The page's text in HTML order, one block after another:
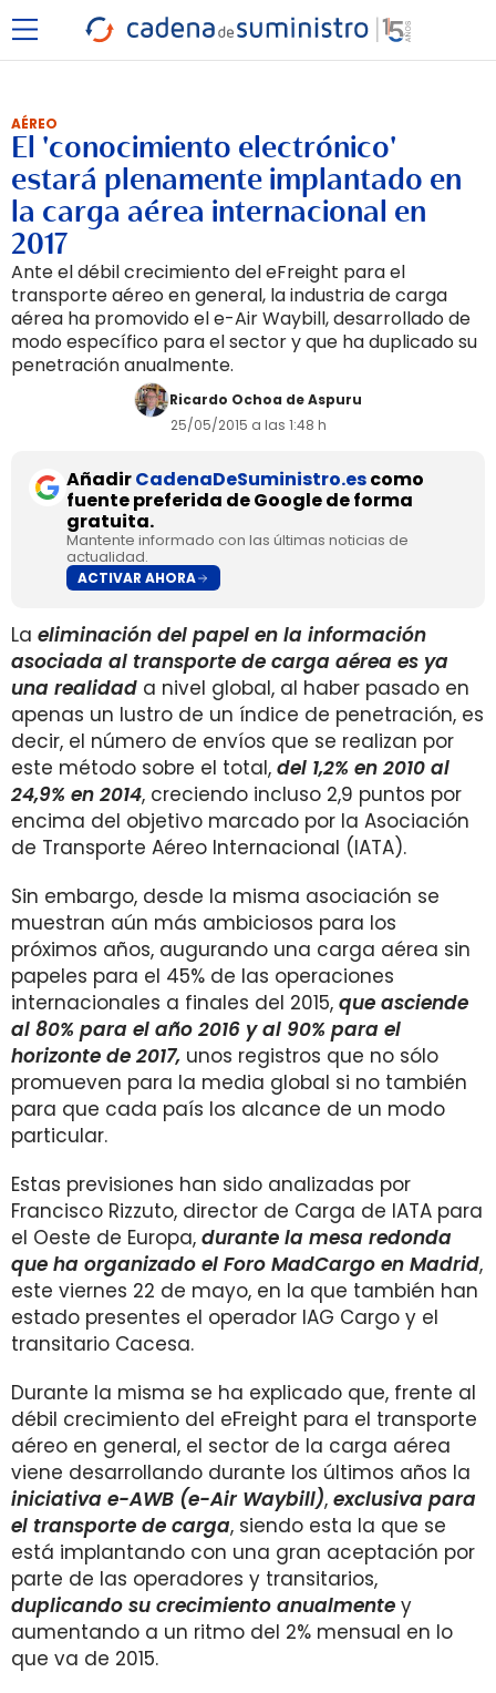
AÉREO
El 'conocimiento electrónico'
estará plenamente implantado en
la carga aérea internacional en
2017
Ante el débil crecimiento del eFreight para el
transporte aéreo en general, la industria de carga
aérea ha promovido el e-Air Waybill, desarrollado de
modo específico para el sector y que ha duplicado su
penetración anualmente.
Ricardo Ochoa de Aspuru
25/05/2015 a las 1:48 h
AñadirCadenaDeSuministro.escomo
fuente preferida de Google de forma
gratuita.
Mantente informado con las últimas noticias de
actualidad.
ACTIVAR AHORA
La eliminación del papel en la información
asociada al transporte de carga aérea es ya
una realidad a nivel global, al haber pasado en
apenas un lustro de un índice de penetración, es
decir, el número de envíos que se realizan por
este método sobre el total, del 1,2% en 2010 al
24,9% en 2014, creciendo incluso 2,9 puntos por
encima del objetivo marcado por la Asociación
de Transporte Aéreo Internacional (IATA).
Sin embargo, desde la misma asociación se
muestran aún más ambiciosos para los
próximos años, augurando una carga aérea sin
papeles para el 45% de las operaciones
internacionales a finales del 2015, que asciende
al 80% para el año 2016 y al 90% para el
horizonte de 2017, unos registros que no sólo
promueven para la media global si no también
para que cada país los alcance de un modo
particular.
Estas previsiones han sido analizadas por
Francisco Rizzuto, director de Carga de IATA para
el Oeste de Europa, durante la mesa redonda
que ha organizado el Foro MadCargo en Madrid,
este viernes 22 de mayo, en la que también han
estado presentes el operador IAG Cargo y el
transitario Cacesa.
Durante la misma se ha explicado que, frente al
débil crecimiento del eFreight para el transporte
aéreo en general, el sector de la carga aérea
viene desarrollando durante los últimos años la
iniciativa e-AWB (e-Air Waybill), exclusiva para
el transporte de carga, siendo esta la que se
está implantando con una gran aceptación por
parte de las operadores y transitarios,
duplicando su crecimiento anualmente y
aumentando a un ritmo del 2% mensual en lo
que va de 2015.